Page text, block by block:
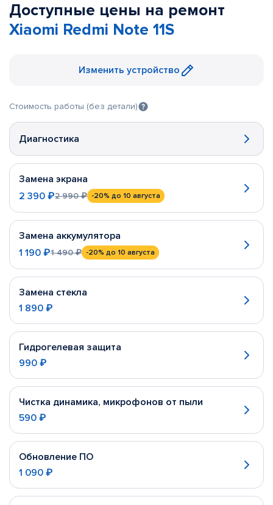
Доступные цены на ремонт
Xiaomi Redmi Note 11S
Изменить устройство
Стоимость работы (без детали)
Диагностика
Замена экрана
2 390 ₽2 990 ₽ -20% до 10 августа
Замена аккумулятора
1 190 ₽1 490 ₽ -20% до 10 августа
Замена стекла
1 890 ₽
Гидрогелевая защита
990 ₽
Чистка динамика, микрофонов от пыли
590 ₽
Обновление ПО
1 090 ₽